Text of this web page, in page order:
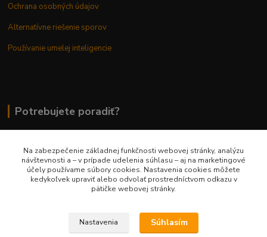
Ochrana osobných údajov
Alternatívne riešenie sporov
Používanie umelej inteligencie
Potrebujete poradiť?
0948 236 042
info@margaretkashop.sk
Na zabezpečenie základnej funkčnosti webovej stránky, analýzu
návštevnosti a – v prípade udelenia súhlasu – aj na marketingové
účely používame súbory cookies. Nastavenia cookies môžete
kedykoľvek upraviť alebo odvolať prostredníctvom odkazu v
pätičke webovej stránky.
Nastavenia Súhlasím